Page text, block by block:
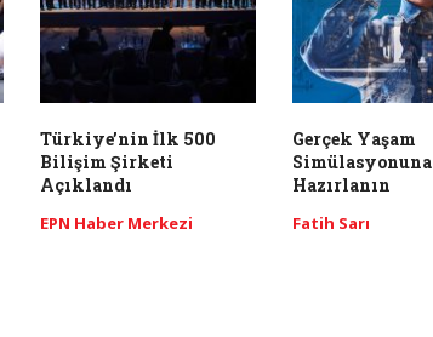
Türkiye’nin İlk 500
Bilişim Şirketi
Açıklandı
EPN Haber Merkezi
Gerçek Yaşam
Simülasyonuna
Hazırlanın
Fatih Sarı